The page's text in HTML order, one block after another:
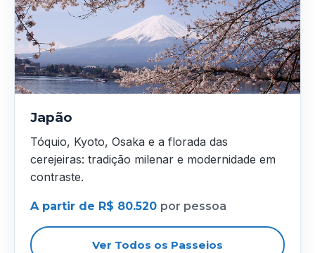
Japão
Tóquio, Kyoto, Osaka e a florada das
cerejeiras: tradição milenar e modernidade em
contraste.
A partir de R$ 80.520 por pessoa
Ver Todos os Passeios